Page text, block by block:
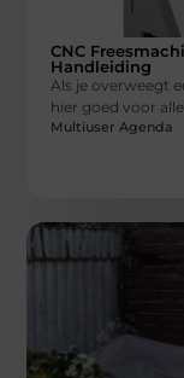
CNC
Handleiding
Als je overweegt
hier goed voor
Multiuser Agenda